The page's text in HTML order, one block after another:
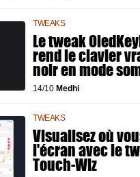
TWEAKS
Le tweak
rend le clavier
noir en mode
14/10 Medhi
TWEAKS
Visualisez où
l'écran avec le
Touch-Wiz